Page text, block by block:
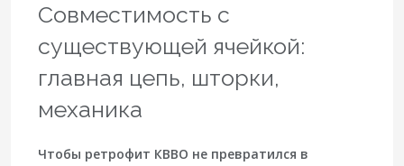
Совместимость с
существующей ячейкой:
главная цепь, шторки,
механика
Чтобы ретрофит КВВО не превратился в